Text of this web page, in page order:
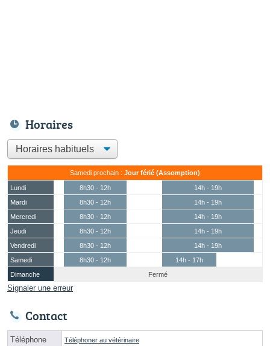
Horaires
Samedi prochain : Jour férié (Assomption)
Lundi 8h30 - 12h
14h - 19h
Mardi
8h30 - 12h
14h - 19h
Mercredi
8h30 - 12h
14h - 19h
Jeudi
8h30 - 12h
14h - 19h
Vendredi
8h30 - 12h
14h - 19h
Samedi
8h30 - 12h
14h - 17h
Dimanche
Fermé
Signaler une erreur
Contact
Téléphone Téléphoner au vétérinaire